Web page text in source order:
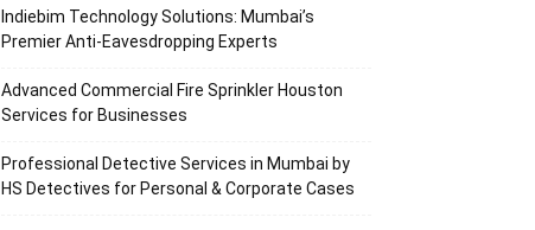
Indiebim Technology Solutions: Mumbai’s
Premier Anti-Eavesdropping Experts
Advanced Commercial Fire Sprinkler Houston
Services for Businesses
Professional Detective Services in Mumbai by
HS Detectives for Personal & Corporate Cases